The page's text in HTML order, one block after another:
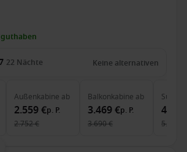
22 Nächte Keine alternativen
Außenkabine ab
2.559 €p. P.
2.752 €
Balkonkabine ab
3.469 €p. P.
3.690 €
Suite
5.106 €